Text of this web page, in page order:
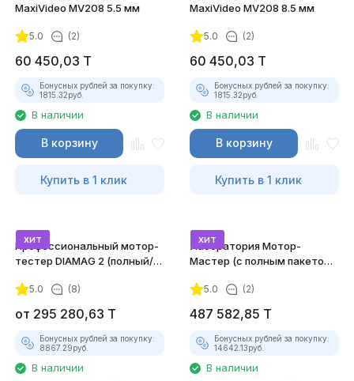
MaxiVideo MV208 5.5 мм
5.0 (2)
60 450,03 T
Бонусных рублей за покупку:
1815.32руб.
В наличии
В корзину
Купить в 1 клик
MaxiVideo MV208 8.5 мм
5.0 (2)
60 450,03 T
Бонусных рублей за покупку:
1815.32руб.
В наличии
В корзину
Купить в 1 клик
хит
Профессиональный мотор-
тестер DIAMAG 2 (полный/
5.0 (8)
от 295 280,63 T
Бонусных рублей за покупку:
8867.29руб.
В наличии
хит
Лаборатория Мотор-
Мастер (с полным пакетом
5.0 (2)
487 582,85 T
Бонусных рублей за покупку:
14642.13руб.
В наличии